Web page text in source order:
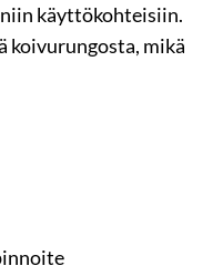
käyttökohteisiin.
koivurungosta, mikä